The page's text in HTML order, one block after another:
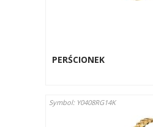
PERŚCIONEK
Symbol: Y0408RG14K